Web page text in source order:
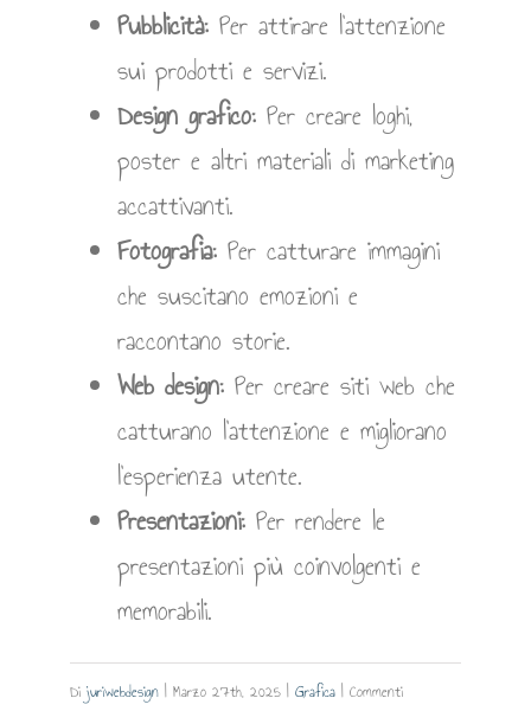
Pubblicità: Per attirare l’attenzione
sui prodotti e servizi.
Design grafico: Per creare loghi,
poster e altri materiali di marketing
accattivanti.
Fotografia: Per catturare immagini
che suscitano emozioni e
raccontano storie.
Web design: Per creare siti web che
catturano l’attenzione e migliorano
l’esperienza utente.
Presentazioni: Per rendere le
presentazioni più coinvolgenti e
memorabili.
Dijuriwebdesign | Marzo 27th, 2025 | Grafica | Commenti